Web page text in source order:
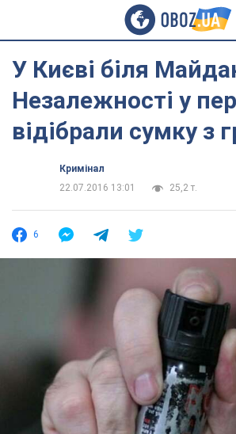
У Києві біля
Незалежності у
відібрали сумку з
Кримінал
22.07.2016 13:01
25,2 т.
6